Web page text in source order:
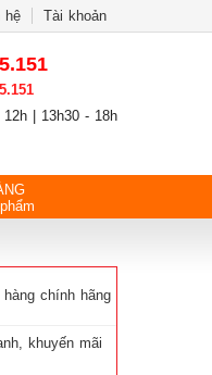
hệ Tài khoản
| 13h30 - 18h
chính hãng
khuyến mãi